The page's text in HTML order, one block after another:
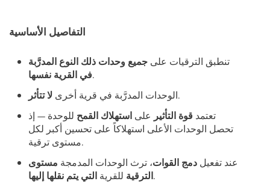
التفاصيل الأساسية
تنطبق الترقيات على جميع وحدات ذلك النوع المدرَّبة
في القرية نفسها.
الوحدات المدرَّبة في قرية أخرى لا تتأثر
.
تعتمد قوة التأثير على استهلاك القمح للوحدة — إذ
تحصل الوحدات الأعلى استهلاكاً على تحسين أكبر لكل
مستوى ترقية.
عند تفعيل دمج القوات، ترث الوحدات المدمجة مستوى
الترقية للقرية التي يتم نقلها إليها .